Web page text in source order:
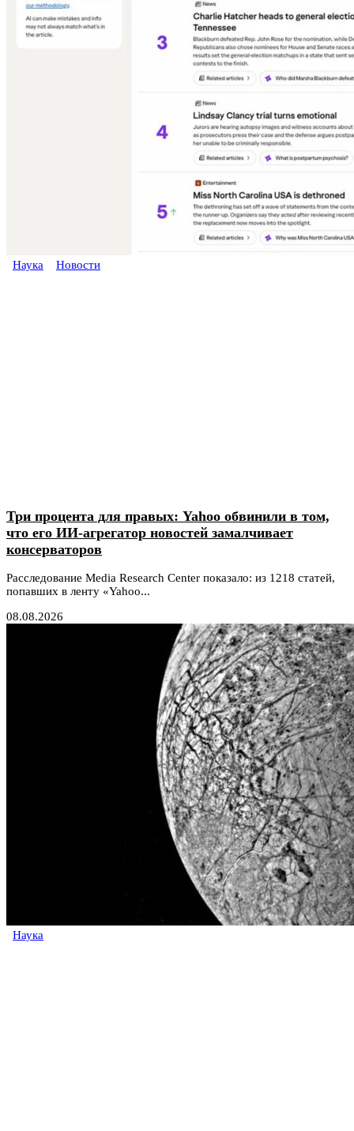
Наука Новости
Три процента для правых: Yahoo обвинили в том,
что его ИИ-агрегатор новостей замалчивает
консерваторов
Расследование Media Research Center показало: из 1218 статей,
попавших в ленту «Yahoo...
08.08.2026
Наука